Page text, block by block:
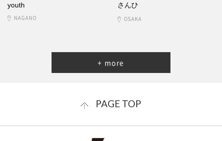
youth
NAGANO
さんひ
OSAKA
+ more
PAGE TOP